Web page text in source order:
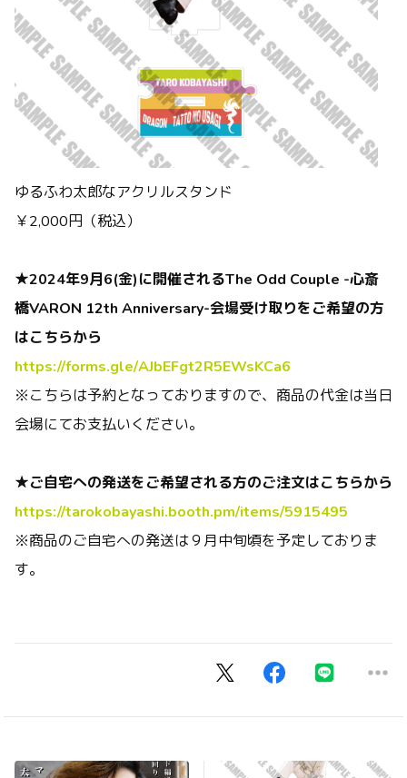
ゆるふわ太郎なアクリルスタンド
￥2,000円（税込）
★2024年9月6(金)に開催されるThe Odd Couple -心斎
橋VARON 12th Anniversary-会場受け取りをご希望の方
はこちらから
https://forms.gle/AJbEFgt2R5EWsKCa6
※こちらは予約となっておりますので、商品の代金は当日
会場にてお支払いください。
★ご自宅への発送をご希望される方のご注文はこちらから
https://tarokobayashi.booth.pm/items/5915495
※商品のご自宅への発送は９月中旬頃を予定しておりま
す。